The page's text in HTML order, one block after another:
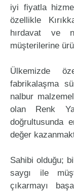
iyi fiyatla
özellikle
hırdavat ve
müşterilerine
Ülkemizde
fabrikalaşma
nalbur
olan Renk
doğrultusunda
değer
Sahibi olduğu;
saygı ile
çıkarmayı